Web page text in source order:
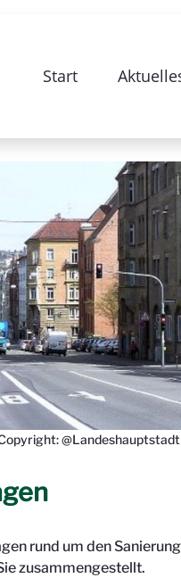
Start
rund um den
zusammengestellt.